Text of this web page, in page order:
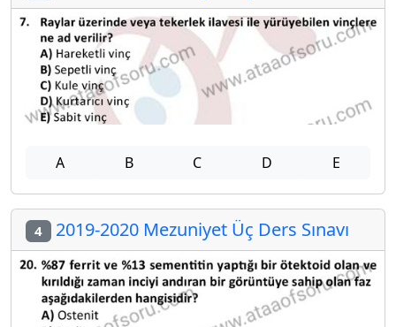
A B C D E
4 2019-2020 Mezuniyet Üç Ders Sınavı